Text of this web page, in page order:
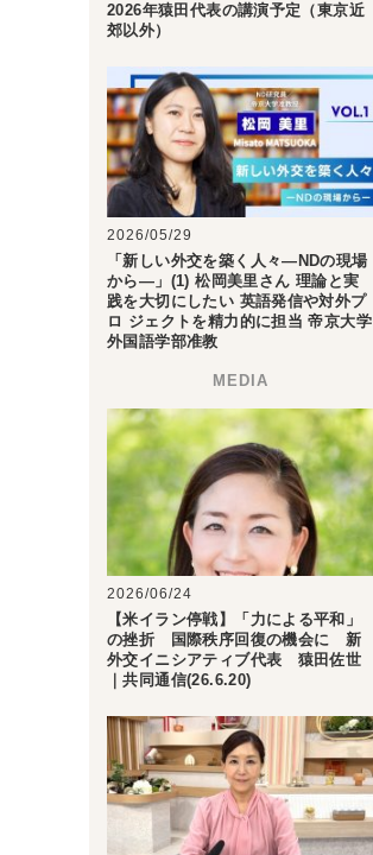
2026年猿田代表の講演予定（東京近
郊以外）
2026/05/29
「新しい外交を築く人々―NDの現場
から―」(1) 松岡美里さん 理論と実
践を大切にしたい 英語発信や対外プ
ロ ジェクトを精力的に担当 帝京大学
外国語学部准教
2026/06/24
【米イラン停戦】「力による平和」
の挫折 国際秩序回復の機会に 新
外交イニシアティブ代表 猿田佐世
｜共同通信(26.6.20)